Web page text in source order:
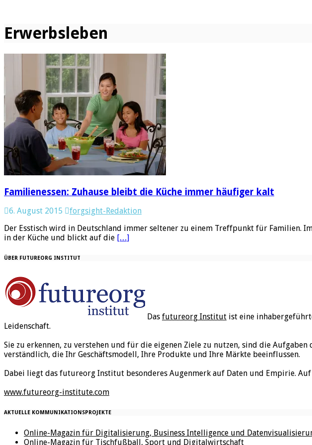
Erwerbsleben
Familienessen: Zuhause bleibt die Küche immer häufiger kalt
6. August 2015
forgsight-Redaktion
Der Esstisch wird in Deutschland immer seltener zu einem Treffpunkt für Familien.
in der Küche und blickt auf die […]
ÜBER FUTUREORG INSTITUT
Das futureorg Institut ist eine
Leidenschaft.
Sie zu erkennen, zu verstehen und für die eigenen Ziele zu nutzen, sind die
verständlich, die Ihr Geschäftsmodell, Ihre Produkte und Ihre Märkte beeinflussen.
Dabei liegt das futureorg Institut besonderes Augenmerk auf Daten und Empirie.
www.futureorg-institute.com
AKTUELLE KOMMUNIKATIONSPROJEKTE
Online-Magazin für Digitalisierung, Business Intelligence und
Online-Magazin für Tischfußball, Sport und Digitalwirtschaft